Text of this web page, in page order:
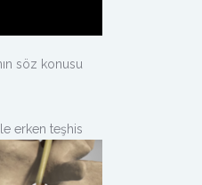
söz konusu
erken teşhis